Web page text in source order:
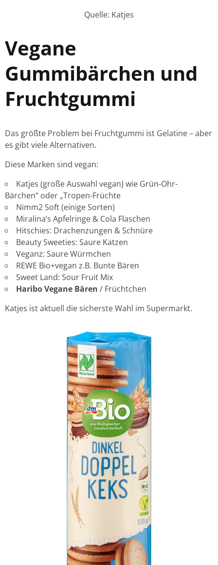
Quelle: Katjes
Vegane
Gummibärchen und
Fruchtgummi
Das größte Problem bei Fruchtgummi ist Gelatine – aber
es gibt viele Alternativen.
Diese Marken sind vegan:
Katjes (große Auswahl vegan) wie Grün-Ohr-
Bärchen“ oder „Tropen-Früchte
Nimm2 Soft (einige Sorten)
Miralina’s Apfelringe & Cola Flaschen
Hitschies: Drachenzungen & Schnüre
Beauty Sweeties: Saure Katzen
Veganz: Saure Würmchen
REWE Bio+vegan z.B. Bunte Bären
Sweet Land: Sour Fruit Mix
Haribo Vegane Bären / Früchtchen
Katjes ist aktuell die sicherste Wahl im Supermarkt.